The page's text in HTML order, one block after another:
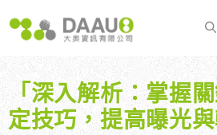
至
內
「深入解析：掌握
定技巧，提高曝光